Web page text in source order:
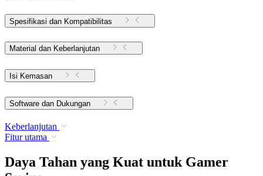
Spesifikasi dan Kompatibilitas
Material dan Keberlanjutan
Isi Kemasan
Software dan Dukungan
Keberlanjutan
Fitur utama
Daya Tahan yang Kuat untuk Gamer